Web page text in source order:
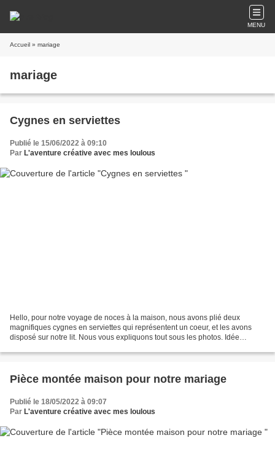
MENU
Accueil » mariage
mariage
Cygnes en serviettes
Publié le 15/06/2022 à 09:10
Par L'aventure créative avec mes loulous
Hello, pour notre voyage de noces à la maison, nous avons plié deux
magnifiques cygnes en serviettes qui représentent un coeur, et les avons
disposé sur notre lit. Nous vous expliquons tout sous les photos. Idée
Pièce montée maison pour notre mariage
Publié le 18/05/2022 à 09:07
Par L'aventure créative avec mes loulous